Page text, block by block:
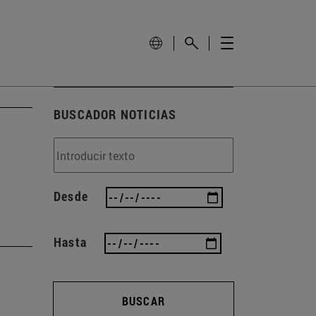
BUSCADOR NOTICIAS
Desde
Hasta
BUSCAR